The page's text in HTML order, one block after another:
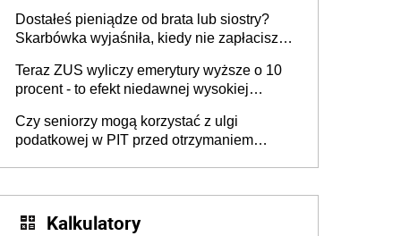
Dostałeś pieniądze od brata lub siostry?
Skarbówka wyjaśniła, kiedy nie zapłacisz
Teraz ZUS wyliczy emerytury wyższe o 10
procent - to efekt niedawnej wysokiej
Czy seniorzy mogą korzystać z ulgi
podatkowej w PIT przed otrzymaniem
Kalkulatory